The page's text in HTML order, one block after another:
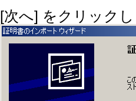
[次へ] をクリック